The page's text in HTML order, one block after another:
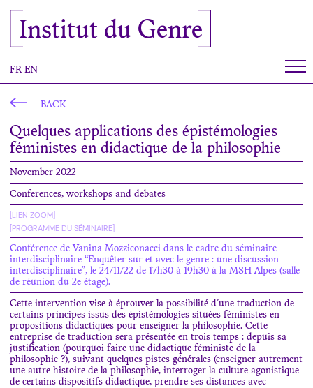
Institut du Genre
FR EN
BACK
Quelques applications des épistémologies
féministes en didactique de la philosophie
November 2022
Conferences, workshops and debates
[LIEN ZOOM]
[PROGRAMME DU SÉMINAIRE]
Conférence de Vanina Mozziconacci dans le cadre du séminaire
interdisciplinaire “Enquêter sur et avec le genre : une discussion
interdisciplinaire”, le 24/11/22 de 17h30 à 19h30 à la MSH Alpes (salle
de réunion du 2e étage).
Cette intervention vise à éprouver la possibilité d’une traduction de
certains principes issus des épistémologies situées féministes en
propositions didactiques pour enseigner la philosophie. Cette
entreprise de traduction sera présentée en trois temps : depuis sa
justification (pourquoi faire une didactique féministe de la
philosophie ?), suivant quelques pistes générales (enseigner autrement
une autre histoire de la philosophie, interroger la culture agonistique
de certains dispositifs didactique, prendre ses distances avec